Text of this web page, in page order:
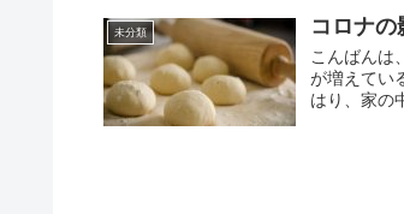
未分類 コロナの
こんばんは
が増えてい
はり、家の